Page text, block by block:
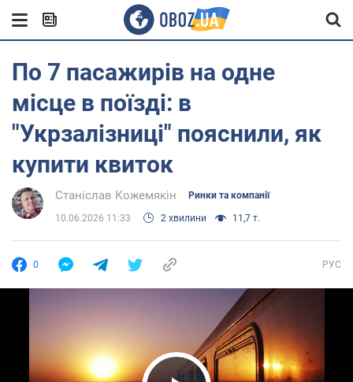
По 7 пасажирів на одне
місце в поїзді: в
"Укрзалізниці" пояснили, як
купити квиток
Станіслав Кожемякін Ринки та компанії
10.06.2026 11:33 2 хвилини 11,7 т.
0 РУС